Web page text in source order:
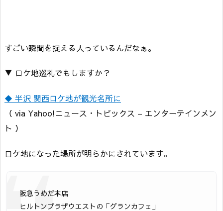
すごい瞬間を捉える人っているんだなぁ。
▼ ロケ地巡礼でもしますか？
◆ 半沢 関西ロケ地が観光名所に
（ via Yahoo!ニュース・トピックス – エンターテインメン
ト ）
ロケ地になった場所が明らかにされています。
阪急うめだ本店
ヒルトンプラザウエストの「グランカフェ」